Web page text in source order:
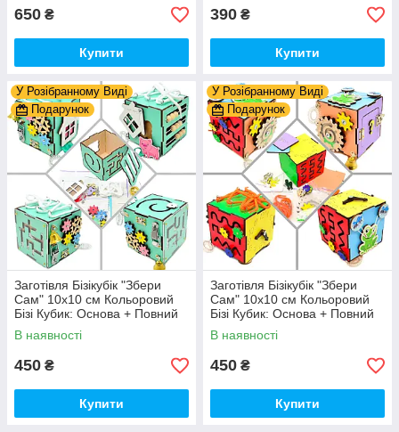
650 ₴
Купити
390 ₴
Купити
У Розібранному Виді
Подарунок
Заготівля Бізікубік "Збери
Сам" 10х10 см Кольоровий
Бізі Кубик: Основа + Повний
Комплект (в Розібраному
Виді) Кубік Бізи, Бірюза
В наявності
450 ₴
Купити
У Розібранному Виді
Подарунок
Заготівля Бізікубік "Збери
Сам" 10х10 см Кольоровий
Бізі Кубик: Основа + Повний
Комплект (в Розібраному
Виді) Кубік Бізи, Різнокол
В наявності
450 ₴
Купити